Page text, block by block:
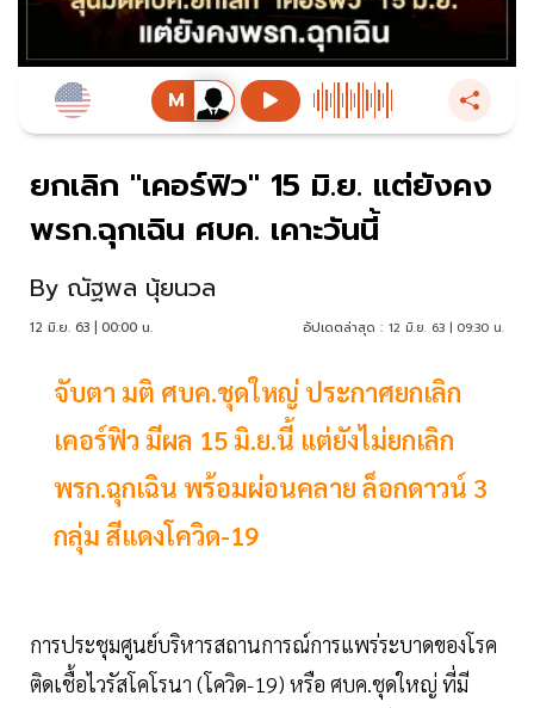
ยกเลิก "เคอร์ฟิว" 15 มิ.ย. แต่ยังคง
พรก.ฉุกเฉิน ศบค. เคาะวันนี้
By ณัฐพล นุ้ยนวล
12 มิ.ย. 63 | 00:00 น. อัปเดตล่าสุด : 12 มิ.ย. 63 | 09:30 น.
จับตา มติ ศบค.ชุดใหญ่ ประกาศยกเลิก
เคอร์ฟิว มีผล 15 มิ.ย.นี้ แต่ยังไม่ยกเลิก
พรก.ฉุกเฉิน พร้อมผ่อนคลาย ล็อกดาวน์ 3
กลุ่ม สีแดงโควิด-19
การประชุมศูนย์บริหารสถานการณ์การแพร่ระบาดของโรค
ติดเชื้อไวรัสโคโรนา (โควิด-19) หรือ ศบค.ชุดใหญ่ ที่มี